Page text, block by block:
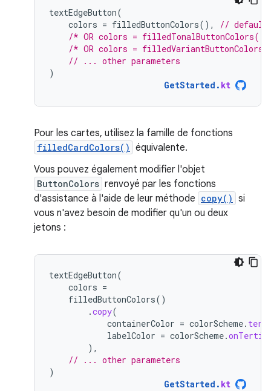
textEdgeButton(
colors = filledButtonColors(),
// default
/* OR colors =
/* OR colors =
// ... other parameters
)
GetStarted . kt
Pour les cartes, utilisez la famille de fonctions
filledCardColors() équivalente.
Vous pouvez également modifier l'objet
ButtonColors renvoyé par les fonctions
d'assistance à l'aide de leur méthode copy() si
vous n'avez besoin de modifier qu'un ou deux
jetons :
textEdgeButton(
colors =
filledButtonColors()
.copy(
containerColor = colorScheme.
labelColor = colorScheme.
),
// ... other parameters
)
GetStarted . kt